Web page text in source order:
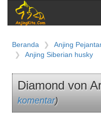
Beranda
Anjing
Anjing Siberian husky
Diamond von
komentar)